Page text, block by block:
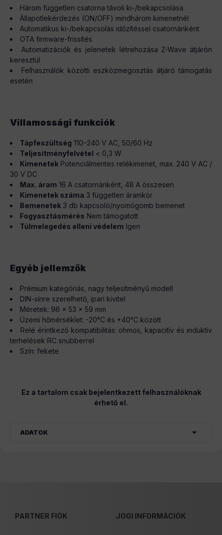
Három független csatorna távoli ki-/bekapcsolása
Állapotlekérdezés (ON/OFF) mindhárom kimenetnél
Automatikus ki-/bekapcsolás időzítéssel csatornánként
OTA firmware-frissítés
Automatizációk és jelenetek létrehozása Z-Wave átjárón
keresztül
Felhasználók közötti eszközmegosztás átjáró támogatás
esetén
Villamossági funkciók
Tápfeszültség 110–240 V AC, 50/60 Hz
Teljesítményfelvétel < 0,3 W
Kimenetek Potenciálmentes relékimenet, max. 240 V AC /
30 V DC
Max. áram 16 A csatornánként, 48 A összesen
Kimenetek száma 3 független áramkör
Bemenetek 3 db kapcsoló/nyomógomb bemenet
Fogyasztásmérés Nem támogatott
Túlmelegedés elleni védelem Igen
Egyéb jellemzők
Prémium kategóriás, nagy teljesítményű modell
DIN-sínre szerelhető, ipari kivitel
Méretek: 96 × 53 × 59 mm
Üzemi hőmérséklet: -20°C és +40°C között
Relé érintkező kompatibilitás: ohmos, kapacitív és induktív
terhelések RC snubberrel
Szín: fekete
Ez a tartalom csak bejelentkezett felhasználóknak
érhető el.
ADATOK
PARTNER FIÓK JOGI INFORMÁCIÓK